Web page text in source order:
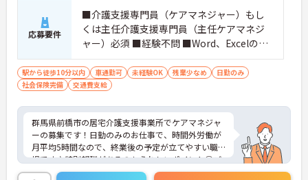
時間やご家族との時間を大切にしながら働き続けら
れます
【特別報酬制度で頑張りが評価につながります】
め、日々の努力が還元されるやりがいを感じられま
す
【自分らしいスタイルでいきいきと活躍できる環境
です】
・髪色や髪型、ネイルなどが原則自由となっている
ため、個性を大切にしながら働くことができます
・社員一人ひとりの価値観を尊重する社風のもと
で、無理なくご自身らしく働き続けることが期待で
きます
【全国展開の安定基盤で長期的なキャリアを描けま
応募要件
■介護支援専門員（ケアマネジャー）もし
くは主任介護支援専門員（主任ケアマネジ
ャー）必須 ■経験不問 ■Word、Excelの基
本操作できれば尚可 ■普通自動車運転免許
必須
駅から徒歩10分以内 車通勤可 未経験OK 残業少なめ
日勤のみ
社会保険完備
交通費支給
群馬県前橋市の居宅介護支援事業所でケアマネジャ
ーの募集です！日勤のみのお仕事で、時間外労働が
月平均5時間なので、終業後の予定が立てやすい職
場です♪特別報酬があるのもうれしいポイント◎ご
興味のある方は、面接ポイントをお伝えしますの